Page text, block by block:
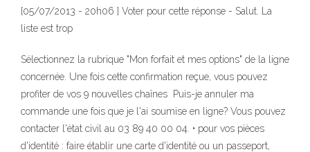
[05/07/2013 - 20h06 ] Voter pour cette réponse - Salut. La
liste est trop
Sélectionnez la rubrique "Mon forfait et mes options" de la ligne
concernée. Une fois cette confirmation reçue, vous pouvez
profiter de vos 9 nouvelles chaînes Puis-je annuler ma
commande une fois que je l'ai soumise en ligne? Vous pouvez
contacter l'état civil au 03 89 40 00 04. • pour vos pièces
d'identité : faire établir une carte d'identité ou un passeport,